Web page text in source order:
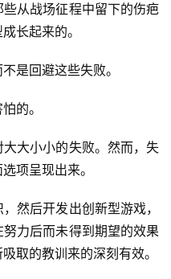
从战场征程中留下的伤疤
长起来的。
是回避这些失败。
的。
大小小的失败。然而，失
项呈现出来。
然后开发出创新型游戏，
力后而未得到期望的效果
取的教训来的深刻有效。